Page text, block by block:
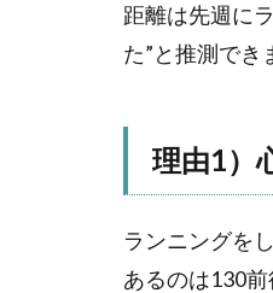
距離は先週に
た”と推測でき
理由1）
ランニングを
あるのは130